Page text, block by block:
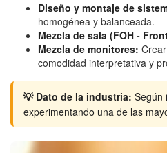
Diseño y montaje de
homogénea y balanceada.
Mezcla de sala (FOH -
Mezcla de monitores:
comodidad interpretativa y
💡 Dato de la industria:Según
experimentando una de las